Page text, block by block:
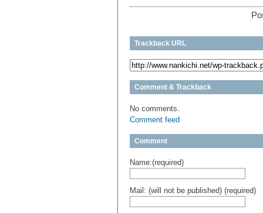
Trackback URL
Comment & Trackback
No comments.
Comment feed
Comment
Name:(required)
Mail: (will not be published) (required)